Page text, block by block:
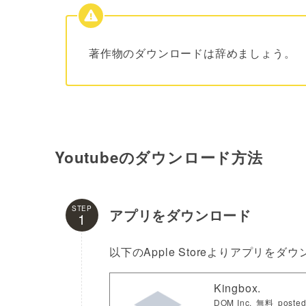
著作物のダウンロードは辞めましょう。
Youtubeのダウンロード方法
STEP アプリをダウンロード
以下のApple Storeよりアプリをダウ
Kingbox.
DOM Inc. 無料